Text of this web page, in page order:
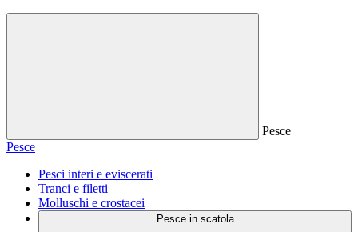
Pesce
Pesce
Pesci interi e eviscerati
Tranci e filetti
Molluschi e crostacei
Pesce in scatola